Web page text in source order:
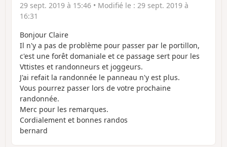
29 sept. 2019 à 15:46 • Modifié le : 29 sept. 2019 à
16:31
Bonjour Claire
Il n'y a pas de problème pour passer par le portillon,
c'est une forêt domaniale et ce passage sert pour les
Vttistes et randonneurs et joggeurs.
J'ai refait la randonnée le panneau n'y est plus.
Vous pourrez passer lors de votre prochaine
randonnée.
Merc pour les remarques.
Cordialement et bonnes randos
bernard